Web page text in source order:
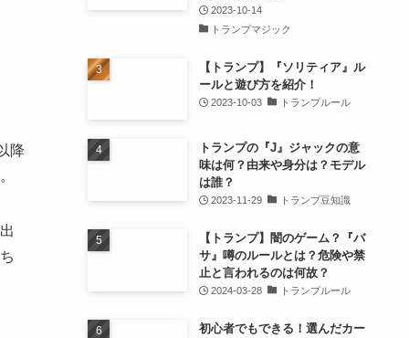
降
2023-10-14
トランプマジック
【トランプ】『ソリティア』ル
ールと遊び方を紹介！
2023-10-03 トランプルール
トランプの『J』ジャックの意
味は何？由来や身分は？モデル
は誰？
2023-11-29 トランプ豆知識
【トランプ】闇のゲーム？『バ
サ』噂のルールとは？危険や禁
止と言われるのは何故？
2024-03-28 トランプルール
初心者でもできる！選んだカー